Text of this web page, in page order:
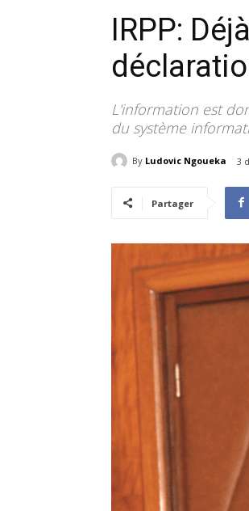
IRPP:
L'information est
du système
By Ludovic Ngoueka 3
Partager